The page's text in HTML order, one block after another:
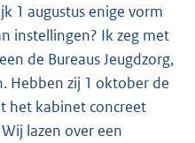
1 augustus enige vorm
instellingen? Ik zeg met
de Bureaus Jeugdzorg,
Hebben zij 1 oktober de
het kabinet concreet
lazen over een